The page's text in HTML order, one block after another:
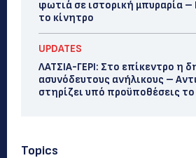
φωτιά σε ιστορική μπυραρία –
το κίνητρο
UPDATES
ΛΑΤΣΙΑ-ΓΕΡΙ: Στο επίκεντρο η
ασυνόδευτους ανήλικους –
στηρίζει υπό προϋποθέσεις
Topics